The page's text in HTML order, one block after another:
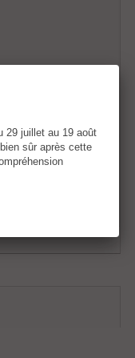
29 juillet au 19 août
sûr après cette